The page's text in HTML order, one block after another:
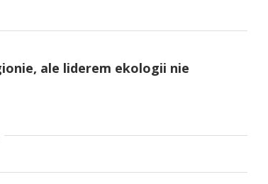
ale liderem ekologii nie